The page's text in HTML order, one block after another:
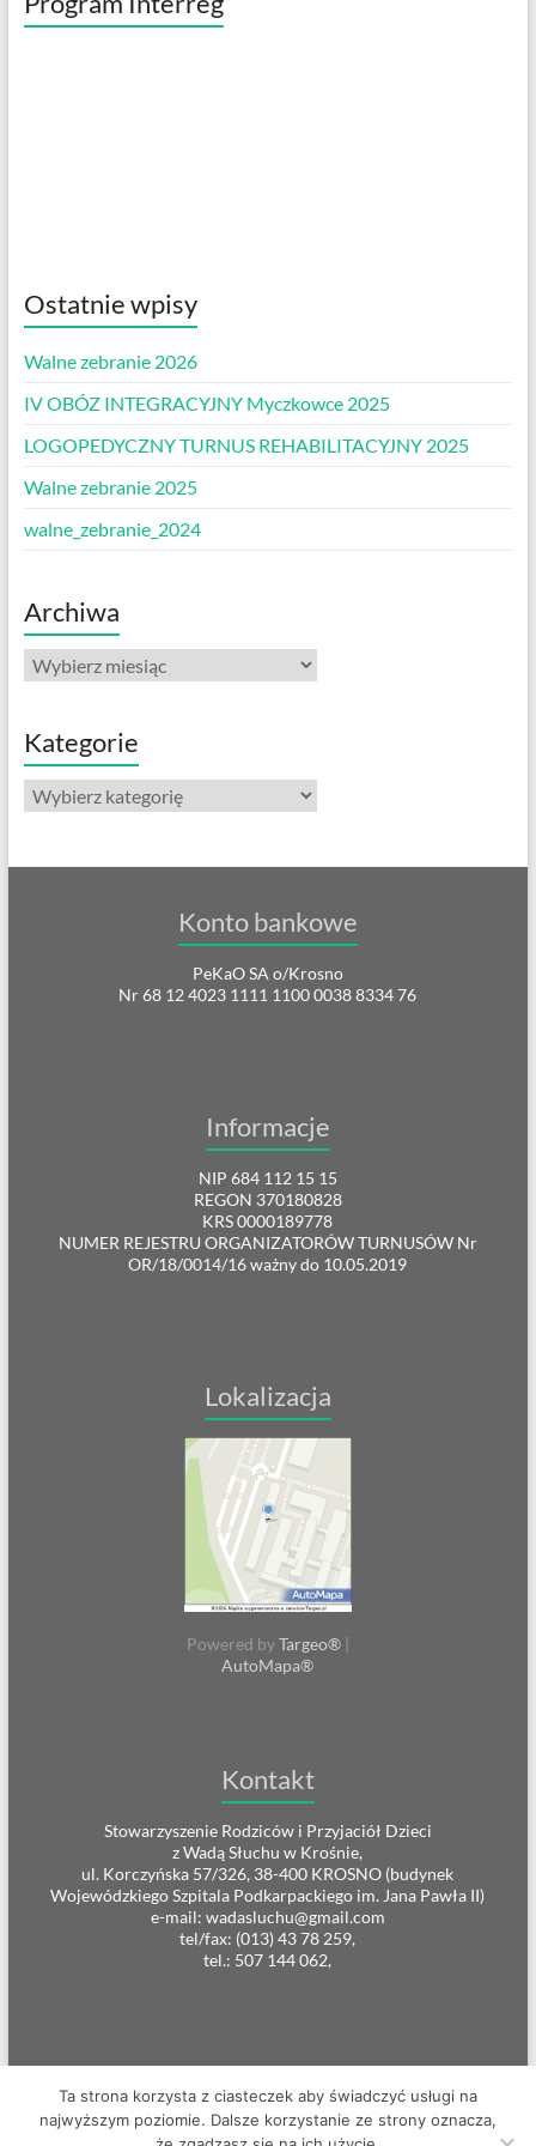
Ostatnie wpisy
Walne zebranie 2026
IV OBÓZ INTEGRACYJNY Myczkowce 2025
LOGOPEDYCZNY TURNUS REHABILITACYJNY 2025
Walne zebranie 2025
walne_zebranie_2024
Archiwa
Archiwa
Kategorie
Kategorie
Konto bankowe
PeKaO SA o/Krosno
Nr 68 12 4023 1111 1100 0038 8334 76
Informacje
NIP 684 112 15 15
REGON 370180828
KRS 0000189778
NUMER REJESTRU ORGANIZATORÓW TURNUSÓW Nr
OR/18/0014/16 ważny do 10.05.2019
Lokalizacja
Powered byTargeo®|
AutoMapa®
Kontakt
Stowarzyszenie Rodziców i Przyjaciół Dzieci
z Wadą Słuchu w Krośnie,
ul. Korczyńska 57/326, 38-400 KROSNO (budynek
Wojewódzkiego Szpitala Podkarpackiego im. Jana Pawła II)
e-mail: wadasluchu@gmail.com
tel/fax: (013) 43 78 259,
tel.: 507 144 062,
Prawa autorskie © 2026 Stowarzyszenie Rodziców i Przyjaciół
. All rights
reserved. ThemeSpaciousby ThemeGrill. Powered by:WordPress.
Ta strona korzysta z ciasteczek aby świadczyć usługi na
najwyższym poziomie. Dalsze korzystanie ze strony oznacza,